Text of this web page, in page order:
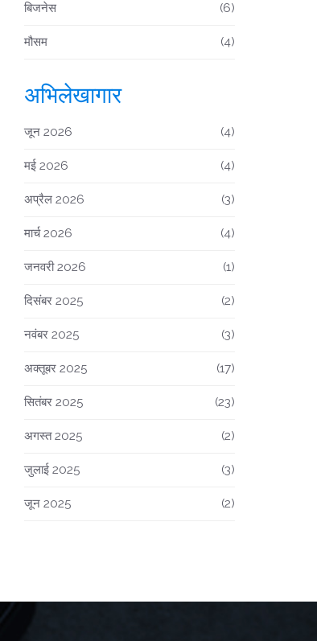
बिजनेस (6)
मौसम (4)
अभिलेखागार
जून 2026 (4)
मई 2026 (4)
अप्रैल 2026 (3)
मार्च 2026 (4)
जनवरी 2026 (1)
दिसंबर 2025 (2)
नवंबर 2025 (3)
अक्तूबर 2025 (17)
सितंबर 2025 (23)
अगस्त 2025 (2)
जुलाई 2025 (3)
जून 2025 (2)